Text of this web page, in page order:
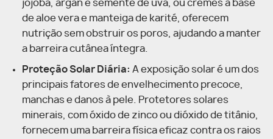
jojoba, argan e semente de uva, ou cremes à base
de aloe vera e manteiga de karité, oferecem
nutrição sem obstruir os poros, ajudando a manter
a barreira cutânea íntegra.
Proteção Solar Diária: A exposição solar é um dos
principais fatores de envelhecimento precoce,
manchas e danos à pele. Protetores solares
minerais, com óxido de zinco ou dióxido de titânio,
fornecem uma barreira física eficaz contra os raios